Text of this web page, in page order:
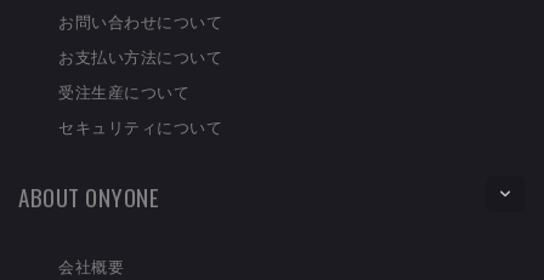
お問い合わせについて
お支払い方法について
受注生産について
セキュリティについて
ABOUT ONYONE
会社概要